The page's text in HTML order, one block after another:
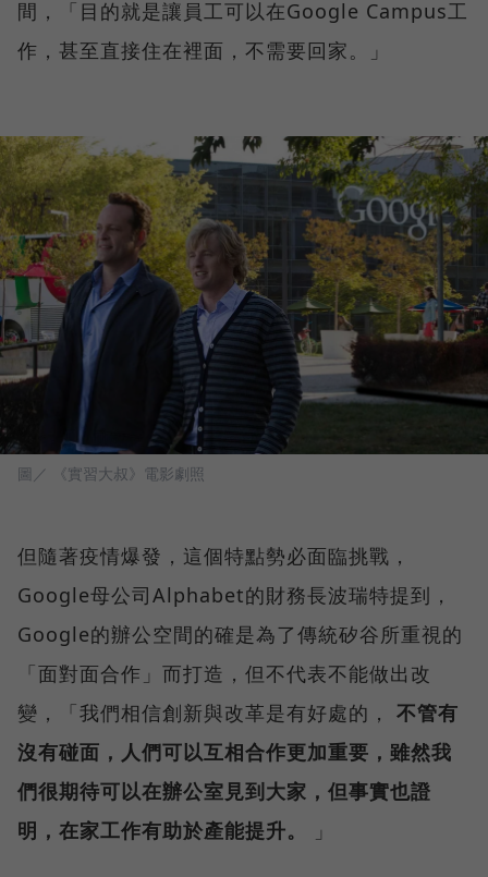
間，「目的就是讓員工可以在Google Campus工
作，甚至直接住在裡面，不需要回家。」
圖／ 《實習大叔》電影劇照
但隨著疫情爆發，這個特點勢必面臨挑戰，
Google母公司Alphabet的財務長波瑞特提到，
Google的辦公空間的確是為了傳統矽谷所重視的
「面對面合作」而打造，但不代表不能做出改
變，「我們相信創新與改革是有好處的， 不管有
沒有碰面，人們可以互相合作更加重要，雖然我
們很期待可以在辦公室見到大家，但事實也證
明，在家工作有助於產能提升。
」